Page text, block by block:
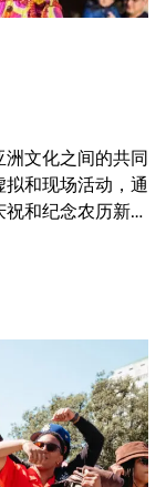
文化之间的共同
和现场活动，通
和纪念农历新年